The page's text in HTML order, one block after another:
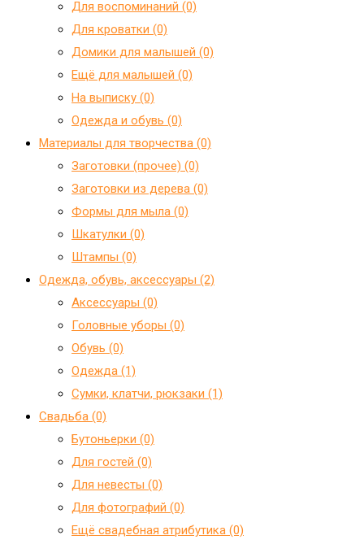
Для воспоминаний (0)
Для кроватки (0)
Домики для малышей (0)
Ещё для малышей (0)
На выписку (0)
Одежда и обувь (0)
Материалы для творчества (0)
Заготовки (прочее) (0)
Заготовки из дерева (0)
Формы для мыла (0)
Шкатулки (0)
Штампы (0)
Одежда, обувь, аксессуары (2)
Аксессуары (0)
Головные уборы (0)
Обувь (0)
Одежда (1)
Сумки, клатчи, рюкзаки (1)
Свадьба (0)
Бутоньерки (0)
Для гостей (0)
Для невесты (0)
Для фотографий (0)
Ещё свадебная атрибутика (0)